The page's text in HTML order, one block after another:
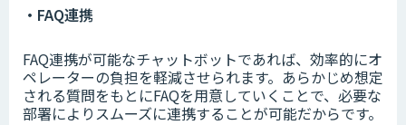
・FAQ連携
FAQ連携が可能なチャットボットであれば、効率的にオ
ペレーターの負担を軽減させられます。あらかじめ想定
される質問をもとにFAQを用意していくことで、必要な
部署によりスムーズに連携することが可能だからです。